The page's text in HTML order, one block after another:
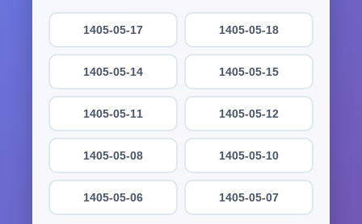
1405-05-18
1405-05-17
1405-05-15
1405-05-14
1405-05-12
1405-05-11
1405-05-10
1405-05-08
1405-05-07
1405-05-06